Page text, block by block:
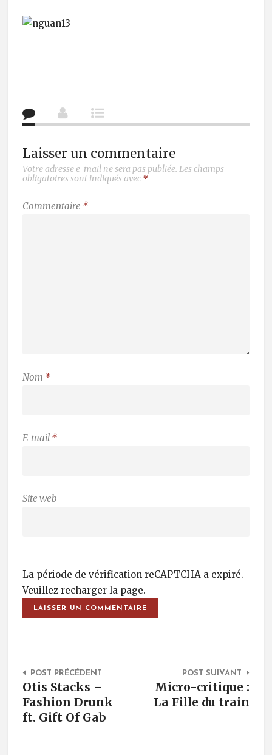
Laisser un commentaire
Votre adresse e-mail ne sera pas publiée. Les champs
obligatoires sont indiqués avec *
Commentaire *
Nom *
E-mail *
Site web
La période de vérification reCAPTCHA a expiré.
Veuillez recharger la page.
Post Navigation
POST PRÉCÉDENT
Otis Stacks –
Fashion Drunk
ft. Gift Of Gab
POST SUIVANT
Micro-critique :
La Fille du train